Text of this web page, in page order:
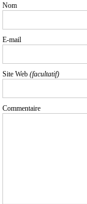
Nom
E-mail
Site Web (facultatif)
Commentaire